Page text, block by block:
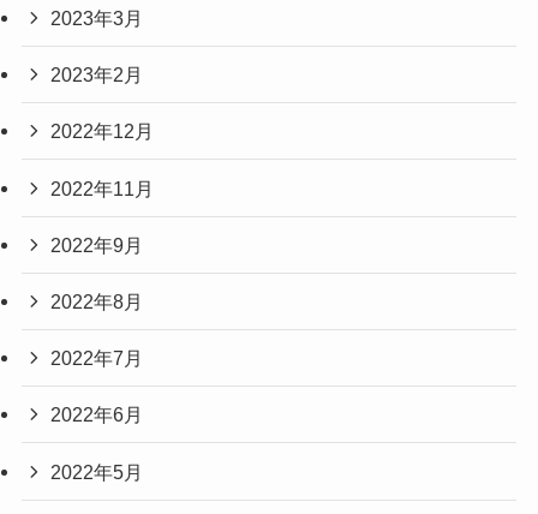
2023年3月
2023年2月
2022年12月
2022年11月
2022年9月
2022年8月
2022年7月
2022年6月
2022年5月